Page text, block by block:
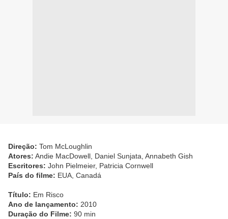
Direção: Tom McLoughlin
Atores: Andie MacDowell, Daniel Sunjata, Annabeth Gish
Escritores: John Pielmeier, Patricia Cornwell
País do filme: EUA, Canadá
Título: Em Risco
Ano de lançamento: 2010
Duração do Filme: 90 min